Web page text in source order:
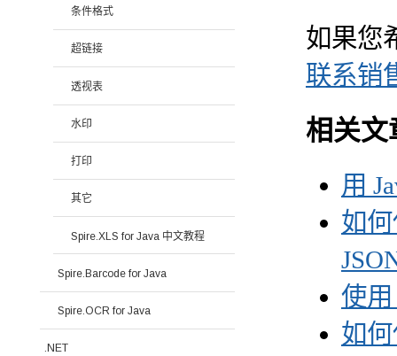
如果您
联系销
相关文
用
如
使用
如
条件格式
超链接
透视表
水印
打印
其它
Spire.XLS for Java 中文教程
Spire.Barcode for Java
Spire.OCR for Java
.NET